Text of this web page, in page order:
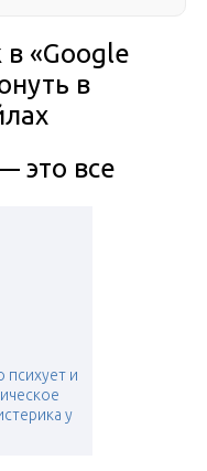
«Google
в
это все
психует и
у